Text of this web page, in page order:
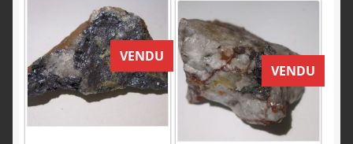
VENDU
VENDU